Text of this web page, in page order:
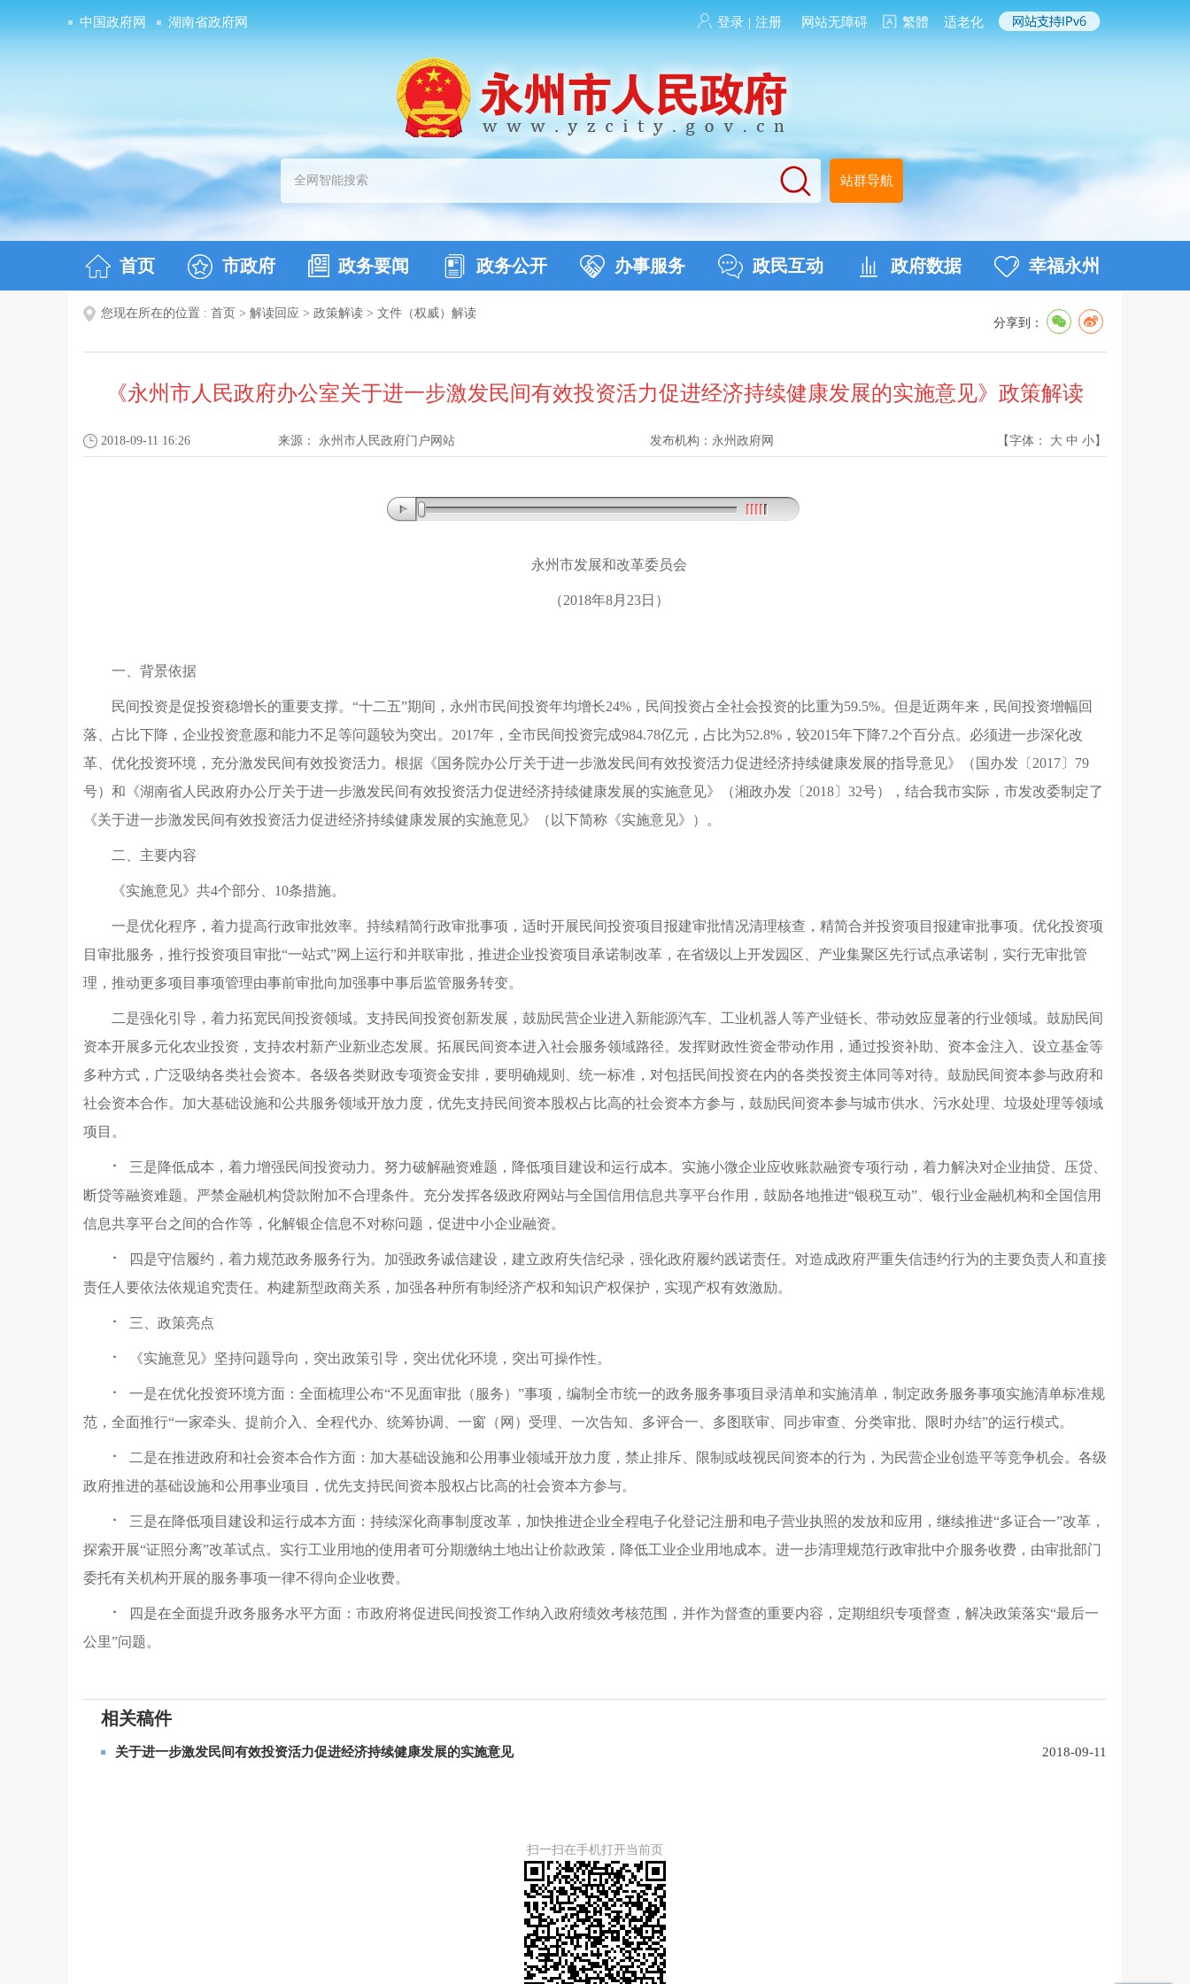
中国政府网 湖南省政府网 登录 | 注册 网站无障碍 繁體 适老化
站群导航
首页 市政府 政务要闻 政务公开 办事服务 政民互动 政府数据 幸福永州
您现在所在的位置 : 首页 > 解读回应 > 政策解读 > 文件（权威）解读
分享到：
《永州市人民政府办公室关于进一步激发民间有效投资活力促进经济持续健康发展的实施意见》政策解读
2018-09-11 16:26 来源： 永州市人民政府门户网站 发布机构： 永州政府网 【字体： 大 中 小】
永州市发展和改革委员会
（2018年8月23日）
一、背景依据
民间投资是促投资稳增长的重要支撑。 “十二五”期间 ， 永州市民间投资年均增长24% ， 民间投资占全社会投资的比重为59.5%。 但是近两年来 ， 民间投资增幅回
落、占比下降 ， 企业投资意愿和能力不足等问题较为突出 。 2017年 ， 全市民间投资完成984.78亿元 ， 占比为52.8% ， 较2015年下降7.2个百分点。 必须进一步深化改
革、优化投资环境 ， 充分激发民间有效投资活力 。 根据《国务院办公厅关于进一步激发民间有效投资活力促进经济持续健康发展的指导意见》（国办发〔 2017〕79
号）和 《湖南省人民政府办公厅关于进一步激发民间有效投资活力促进经济持续健康发展的实施意见》（湘政办发〔 2018〕32号） ， 结合我市实际 ， 市发改委制定了
《关于进一步激发民间有效投资活力促进经济持续健康发展的实施意见》（以下简称《实施意见》）
。
二、主要内容
《实施意见》共4个部分、10条措施。
一是优化程序 ， 着力提高行政审批效率。 持续精简行政审批事项 ， 适时开展民间投资项目报建审批情况清理核查 ， 精简合并投资项目报建审批事项。 优化投资项
目审批服务 ， 推行投资项目审批“一站式”网上运行和并联审批 ， 推进企业投资项目承诺制改革 ， 在省级以上开发园区、产业集聚区先行试点承诺制 ， 实行无审批管
理 ， 推动更多项目事项管理由事前审批向加强事中事后监管服务转变。
二是强化引导 ， 着力拓宽民间投资领域。 支持民间投资创新发展 ， 鼓励民营企业进入新能源汽车、工业机器人等产业链长、带动效应显著的行业领域。 鼓励民间
资本开展多元化农业投资 ， 支持农村新产业新业态发展。 拓展民间资本进入社会服务领域路径。 发挥财政性资金带动作用 ， 通过投资补助、资本金注入、设立基金等
多种方式 ， 广泛吸纳各类社会资本。 各级各类财政专项资金安排 ， 要明确规则、统一标准 ， 对包括民间投资在内的各类投资主体同等对待。 鼓励民间资本参与政府和
社会资本合作。 加大基础设施和公共服务领域开放力度 ， 优先支持民间资本股权占比高的社会资本方参与 ， 鼓励民间资本参与城市供水、污水处理、垃圾处理等领域
项目 。
⠂ 三是降低成本 ， 着力增强民间投资动力 。 努力破解融资难题 ， 降低项目建设和运行成本。 实施小微企业应收账款融资专项行动 ， 着力解决对企业抽贷、压贷、
断贷等融资难题。 严禁金融机构贷款附加不合理条件。 充分发挥各级政府网站与全国信用信息共享平台作用 ， 鼓励各地推进“银税互动” 、银行业金融机构和全国信用
信息共享平台之间的合作等 ， 化解银企信息不对称问题 ， 促进中小企业融资。
⠂ 四是守信履约 ， 着力规范政务服务行为。 加强政务诚信建设 ， 建立政府失信纪录 ， 强化政府履约践诺责任。 对造成政府严重失信违约行为的主要负责人和直接
责任人要依法依规追究责任。 构建新型政商关系 ， 加强各种所有制经济产权和知识产权保护 ， 实现产权有效激励。
⠂ 三、政策亮点
⠂ 《实施意见》坚持问题导向 ， 突出政策引导 ， 突出优化环境 ， 突出可操作性。
⠂ 一是在优化投资环境方面 ： 全面梳理公布“不见面审批（服务） ”事项 ， 编制全市统一的政务服务事项目录清单和实施清单 ， 制定政务服务事项实施清单标准规
范 ， 全面推行“一家牵头、提前介入、全程代办、统筹协调、一窗（网）受理、一次告知、多评合一、多图联审、同步审查、分类审批、限时办结”的运行模式。
⠂ 二是在推进政府和社会资本合作方面 ： 加大基础设施和公用事业领域开放力度 ， 禁止排斥、限制或歧视民间资本的行为 ， 为民营企业创造平等竞争机会。 各级
政府推进的基础设施和公用事业项目
， 优先支持民间资本股权占比高的社会资本方参与。
⠂ 三是在降低项目建设和运行成本方面： 持续深化商事制度改革 ， 加快推进企业全程电子化登记注册和电子营业执照的发放和应用 ， 继续推进“多证合一”改革 ，
探索开展“证照分离”改革试点。 实行工业用地的使用者可分期缴纳土地出让价款政策 ， 降低工业企业用地成本。 进一步清理规范行政审批中介服务收费 ， 由审批部门
委托有关机构开展的服务事项一律不得向企业收费。
⠂ 四是在全面提升政务服务水平方面：市政府将促进民间投资工作纳入政府绩效考核范围 ， 并作为督查的重要内容 ， 定期组织专项督查 ， 解决政策落实“最后一
公里”问题。
相关稿件
关于进一步激发民间有效投资活力促进经济持续健康发展的实施意见 2018-09-11
扫一扫在手机打开当前页